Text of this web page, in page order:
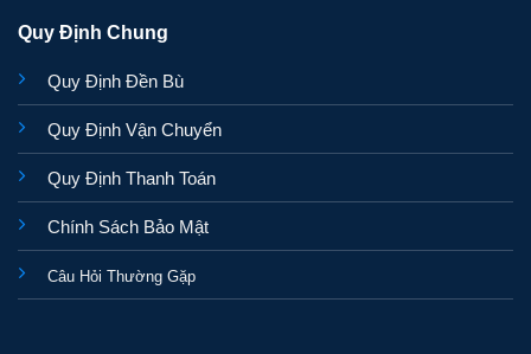
Quy Định Chung
Quy Định Đền Bù
Quy Định Vận Chuyển
Quy Định Thanh Toán
Chính Sách Bảo Mật
Câu Hỏi Thường Gặp